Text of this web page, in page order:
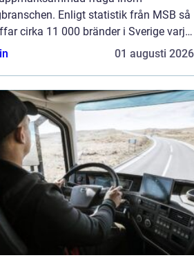
Enligt statistik från MSB så
cirka 11 000 bränder i Sverige varje
innebär att de fles... 01 augusti 2026